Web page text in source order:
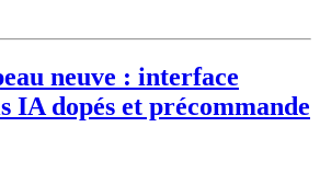
neuve : interface
IA dopés et précommande